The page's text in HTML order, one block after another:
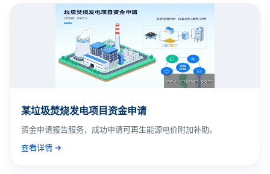
某垃圾焚烧发电项目资金申请
资金申请报告服务，成功申请可再生能源电价附加补助。
查看详情 →